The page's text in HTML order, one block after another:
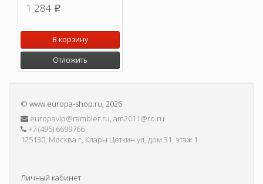
1 284 p
В корзину
Отложить
© www.europa-shop.ru, 2026
europavip@rambler.ru, am2011@ro.ru
+7 (495) 6699766
125130, Москва г, Клары Цеткин ул, дом 31, этаж 1
Личный кабинет